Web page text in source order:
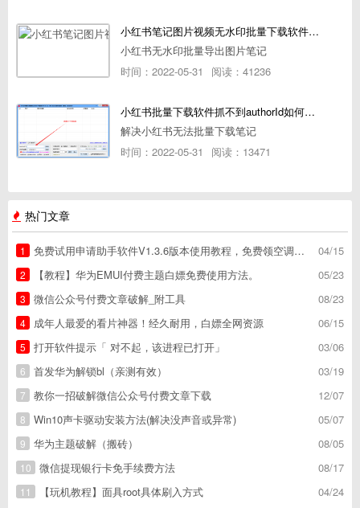
小红书笔记图片视频无水印批量下载软件使用教程
小红书无水印批量导出图片笔记
时间：2022-05-31
阅读：41236
小红书批量下载软件抓不到authorId如何解决
解决小红书无法批量下载笔记
时间：2022-05-31
阅读：13471
热门文章
04/15
1
免费试用申请助手软件V1.3.6版本使用教程，免费领空调冰箱，附下载地址
05/23
2
【教程】华为EMUI付费主题白嫖免费使用方法。
08/23
3
微信公众号付费文章破解_附工具
06/15
4
成年人最爱的看片神器！经久耐用，白嫖全网资源
03/06
5
打开软件提示「 对不起，该进程已打开」
03/19
6
首发华为解锁bl（亲测有效）
12/07
7
教你一招破解微信公众号付费文章下载
05/07
8
Win10声卡驱动安装方法(解决没声音或异常)
08/05
9
华为主题破解（搬砖）
08/17
10
微信提现银行卡免手续费方法
04/24
11
【玩机教程】面具root具体刷入方式